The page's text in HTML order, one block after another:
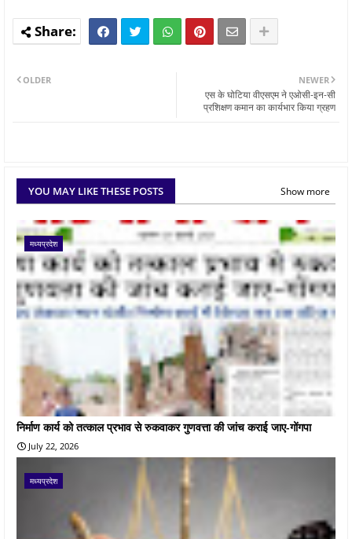
NEWER
एस के घोटिया वीएसएम ने एओसी-इन-सी
प्रशिक्षण कमान का कार्यभार किया ग्रहण
OLDER
YOU MAY LIKE THESE POSTS Show more
मध्यप्रदेश
निर्माण कार्य को तत्काल प्रभाव से रुकवाकर गुणवत्ता की जांच कराई जाए-गोंगपा
July 22, 2026
मध्यप्रदेश